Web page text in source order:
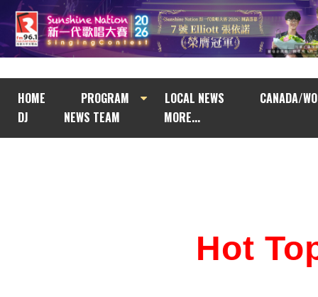
HOME PROGRAM LOCAL NEWS
CANADA/
DJ
NEWS TEAM MORE...
Hot